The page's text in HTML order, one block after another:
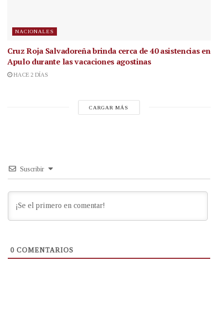
NACIONALES
Cruz Roja Salvadoreña brinda cerca de 40 asistencias en
Apulo durante las vacaciones agostinas
HACE 2 DÍAS
CARGAR MÁS
Suscribir
0 COMENTARIOS